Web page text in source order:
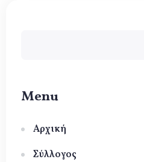
Menu
Αρχική
Σύλλογος